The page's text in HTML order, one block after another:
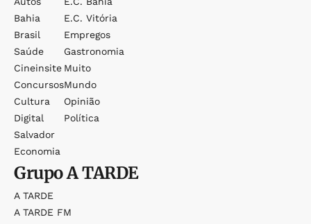
Bahia
Brasil
Saúde
Cineinsite
Concursos
Cultura
Digital
Salvador
Economia
E.c. Vitória
Empregos
Gastronomia
Muito
Mundo
Opinião
Política
GrupoA TARDE
A TARDE
A TARDE FM